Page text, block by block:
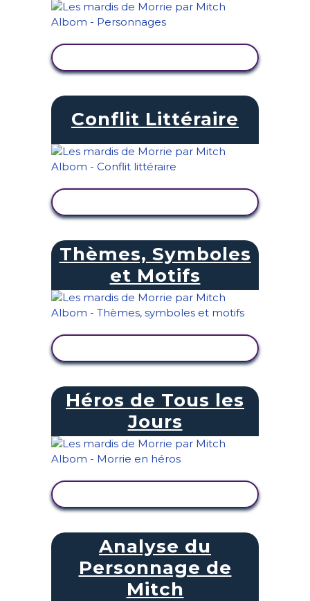
Conflit Littéraire
Thèmes, Symboles
et Motifs
Héros de Tous les
Jours
Analyse du
Personnage de
Mitch